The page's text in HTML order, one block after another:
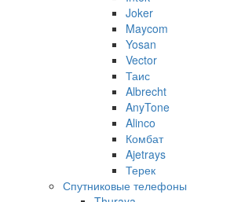
Joker
Maycom
Yosan
Vector
Таис
Albrecht
AnyTone
Alinco
Комбат
Ajetrays
Терек
Спутниковые телефоны